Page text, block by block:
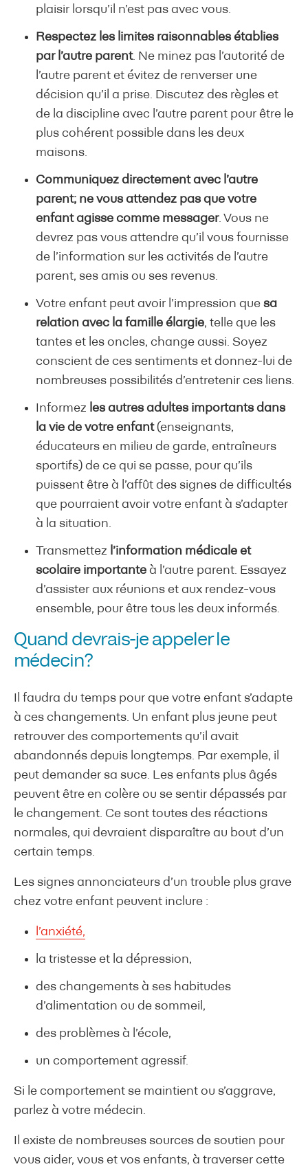
plaisir lorsqu’il n’est pas avec vous.
Respectez les limites raisonnables établies
par l’autre parent. Ne minez pas l’autorité de
l’autre parent et évitez de renverser une
décision qu’il a prise. Discutez des règles et
de la discipline avec l’autre parent pour être le
plus cohérent possible dans les deux
maisons.
Communiquez directement avec l’autre
parent; ne vous attendez pas que votre
enfant agisse comme messager. Vous ne
devrez pas vous attendre qu’il vous fournisse
de l’information sur les activités de l’autre
parent, ses amis ou ses revenus.
Votre enfant peut avoir l’impression que sa
relation avec la famille élargie, telle que les
tantes et les oncles, change aussi. Soyez
conscient de ces sentiments et donnez-lui de
nombreuses possibilités d’entretenir ces liens.
Informez les autres adultes importants dans
la vie de votre enfant(enseignants,
éducateurs en milieu de garde, entraîneurs
sportifs) de ce qui se passe, pour qu’ils
puissent être à l’affût des signes de difficultés
que pourraient avoir votre enfant à s’adapter
à la situation.
Transmettez l’information médicale et
scolaire importante à l’autre parent. Essayez
d’assister aux réunions et aux rendez-vous
ensemble, pour être tous les deux informés.
Quand devrais-je appeler le
médecin?
Il faudra du temps pour que votre enfant s’adapte
à ces changements. Un enfant plus jeune peut
retrouver des comportements qu’il avait
abandonnés depuis longtemps. Par exemple, il
peut demander sa suce. Les enfants plus âgés
peuvent être en colère ou se sentir dépassés par
le changement. Ce sont toutes des réactions
normales, qui devraient disparaître au bout d’un
certain temps.
Les signes annonciateurs d’un trouble plus grave
chez votre enfant peuvent inclure :
l’anxiété,
la tristesse et la dépression,
des changements à ses habitudes
d’alimentation ou de sommeil,
des problèmes à l’école,
un comportement agressif.
Si le comportement se maintient ou s’aggrave,
parlez à votre médecin.
Il existe de nombreuses sources de soutien pour
vous aider, vous et vos enfants, à traverser cette